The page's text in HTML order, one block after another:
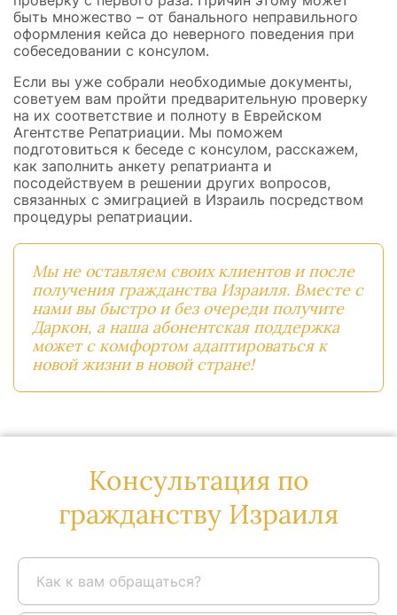
быть множество – от банального неправильного
оформления кейса до неверного поведения при
собеседовании с консулом.
Если вы уже собрали необходимые документы,
советуем вам пройти предварительную проверку
на их соответствие и полноту в Еврейском
Агентстве Репатриации. Мы поможем
подготовиться к беседе с консулом, расскажем,
как заполнить анкету репатрианта и
посодействуем в решении других вопросов,
связанных с эмиграцией в Израиль посредством
процедуры репатриации.
Мы не оставляем своих клиентов и после
получения гражданства Израиля. Вместе с
нами вы быстро и без очереди получите
Даркон, а наша абонентская поддержка
может с комфортом адаптироваться к
новой жизни в новой стране!
Консультация по
гражданству Израиля